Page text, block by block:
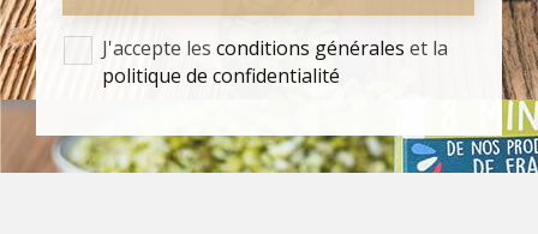
J'accepte les conditions générales et la
politique de confidentialité